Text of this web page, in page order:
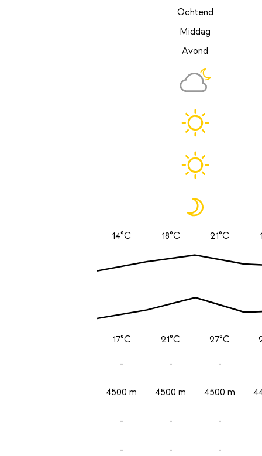
Ochtend
Middag
Avond
14°C
17°C
-
4500 m
-
-
18°C
21°C
-
4500 m
-
-
21°C
27°C
-
4500 m
-
-